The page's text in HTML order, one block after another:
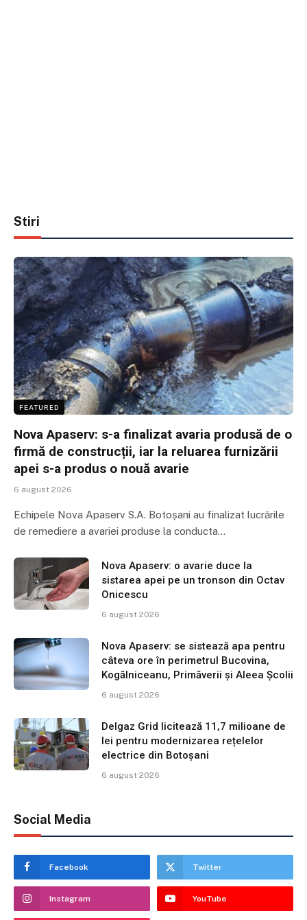
Stiri
FEATURED
Nova Apaserv: s-a finalizat avaria produsă de o
firmă de construcții, iar la reluarea furnizării
apei s-a produs o nouă avarie
6 august 2026
Echipele Nova Apaserv S.A. Botoșani au finalizat lucrările
de remediere a avariei produse la conducta…
Nova Apaserv: o avarie duce la
sistarea apei pe un tronson din Octav
Onicescu
6 august 2026
Nova Apaserv: se sistează apa pentru
câteva ore în perimetrul Bucovina,
Kogălniceanu, Primăverii și Aleea Școlii
6 august 2026
Delgaz Grid licitează 11,7 milioane de
lei pentru modernizarea rețelelor
electrice din Botoșani
6 august 2026
Social Media
Facebook Twitter
Instagram YouTube